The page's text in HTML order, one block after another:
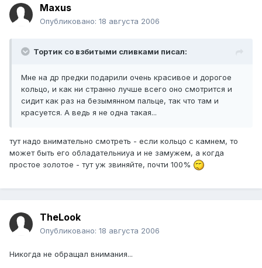
Maxus
Опубликовано: 18 августа 2006
Тортик со взбитыми сливками писал:
Мне на др предки подарили очень красивое и дорогое
кольцо, и как ни странно лучше всего оно смотрится и
сидит как раз на безымянном пальце, так что там и
красуется. А ведь я не одна такая...
тут надо внимательно смотреть - если кольцо с камнем, то
может быть его обладательниуа и не замужем, а когда
простое золотое - тут уж звиняйте, почти 100%
TheLook
Опубликовано: 18 августа 2006
Никогда не обращал внимания...